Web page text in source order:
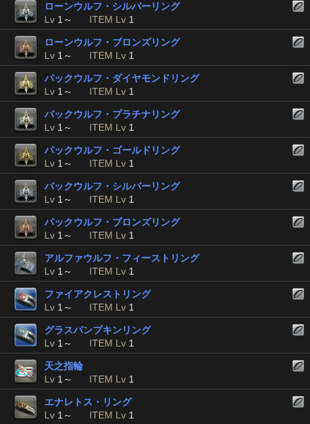
ローンウルフ・シルバーリング
Lv 1～ ITEM Lv 1
ローンウルフ・ブロンズリング
Lv 1～ ITEM Lv 1
パックウルフ・ダイヤモンドリング
Lv 1～ ITEM Lv 1
パックウルフ・プラチナリング
Lv 1～ ITEM Lv 1
パックウルフ・ゴールドリング
Lv 1～ ITEM Lv 1
パックウルフ・シルバーリング
Lv 1～ ITEM Lv 1
パックウルフ・ブロンズリング
Lv 1～ ITEM Lv 1
アルファウルフ・フィーストリング
Lv 1～ ITEM Lv 1
ファイアクレストリング
Lv 1～ ITEM Lv 1
グラスパンプキンリング
Lv 1～ ITEM Lv 1
天之指輪
Lv 1～ ITEM Lv 1
エナレトス・リング
Lv 1～ ITEM Lv 1